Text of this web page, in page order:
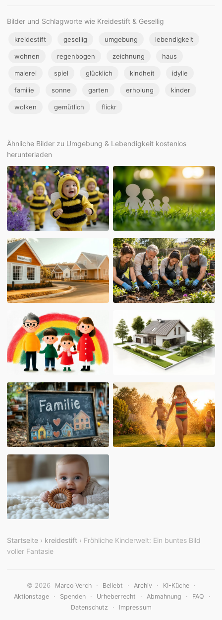
Bilder und Schlagworte wie Kreidestift & Gesellig
kreidestift gesellig umgebung lebendigkeit
wohnen regenbogen zeichnung haus
malerei spiel glücklich kindheit idylle
familie sonne garten erholung kinder
wolken gemütlich flickr
Ähnliche Bilder zu Umgebung & Lebendigkeit kostenlos
herunterladen
Startseite › kreidestift › Fröhliche Kinderwelt: Ein buntes Bild
voller Fantasie
© 2026 Marco Verch · Beliebt · Archiv · KI-Küche ·
Aktionstage · Spenden · Urheberrecht · Abmahnung · FAQ ·
Datenschutz · Impressum